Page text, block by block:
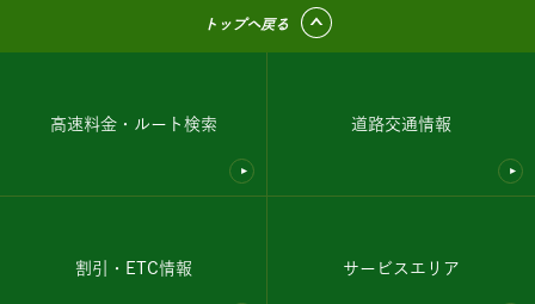
トップへ戻る
高速料金・ルート検索 道路交通情報
割引・ETC情報 サービスエリア